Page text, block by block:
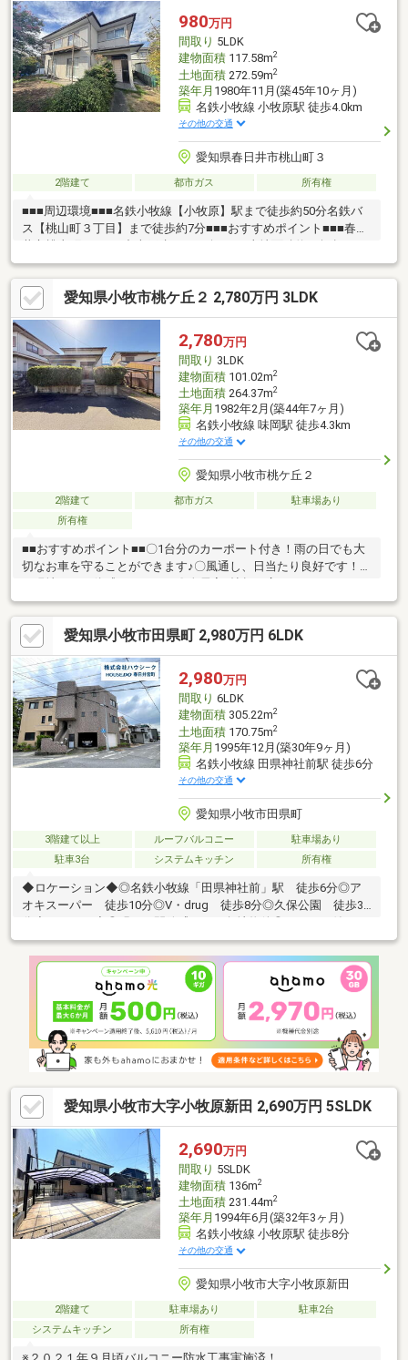
校 徒歩約18分・小牧市コミュニティ「入鹿出新田東」停 徒歩
約3分ご来店・ご案内可能でございます！ご希望のお日にちをお気
軽にご連絡下さいませ♪
980万円
間取り 5LDK
建物面積117.58m2
土地面積272.59m2
築年月 1980年11月(築45年10ヶ月)
名鉄小牧線 小牧原駅 徒歩4.0km
その他の交通
愛知県春日井市桃山町３
2階建て 都市ガス 所有権
■■■周辺環境■■■名鉄小牧線【小牧原】駅まで徒歩約50分名鉄バ
ス【桃山町３丁目】まで徒歩約7分■■■おすすめポイント■■■春日
ゆとりある敷地が魅力で、南側にはお庭スペースを確保。日当た
りも良好で明るい室内！開放感のある住環境で、ガーデニングや
お子様の遊び場など多目的に活用いただくことが可能です。広々
とした敷地を活かした住まいづくりが可能で、リノベーションプ
ランのご提案も可能です。ご家族構成やライフスタイルに合わせ
て理想の空間へと生まれ変わらせることができます。ゆとりある
暮らしを実現したい方におすすめの物件です！！
愛知県小牧市桃ケ丘２ 2,780万円 3LDK
2,780万円
間取り 3LDK
建物面積101.02m2
土地面積264.37m2
築年月 1982年2月(築44年7ヶ月)
名鉄小牧線 味岡駅 徒歩4.3km
その他の交通
愛知県小牧市桃ケ丘２
2階建て 都市ガス
駐車場あり
所有権
■■おすすめポイント■■〇1台分のカーポート付き！雨の日でも大
切なお車を守ることができます♪〇風通し、日当たり良好です！ぜ
こにいても広々快適にお過ごしいただけます！■■住環境・周辺環
境■■〇閑静な住宅街で静かな暮らしが叶います♪〇小中学校徒歩5
分圏内に揃っているのでお子様の通学時は安心してお見送りでき
ます！〇公園も近くにあり子育て世代も暮らしやすい住環境で
す！■■その他■■現在空き家の為お好きなお日にち、お時間にご内
覧予約いただけます♪リフォームプランのご提案も可能です！是非
お好みのテイストをお申し付けください！
愛知県小牧市田県町 2,980万円 6LDK
2,980万円
間取り 6LDK
建物面積305.22m2
土地面積170.75m2
築年月 1995年12月(築30年9ヶ月)
名鉄小牧線 田県神社前駅 徒歩6分
その他の交通
愛知県小牧市田県町
3階建て以上 ルーフバルコニー
駐車場あり
駐車3台
システムキッチン 所有権
◆ロケーション◆◎名鉄小牧線「田県神社前」駅 徒歩6分◎ア
オキスーパー 徒歩10分◎V・drug 徒歩8分◎久保公園 徒歩3
愛車を保護したり、趣味のスペースとして活用もできます♪◇◇
買替えをしたい、自己資金が少ない、お借入がある、等なんでも
ご相談ください！多数の提携金融機関による低金利な住宅ローン
のご案内も可能！専門スタッフがお客様に最適なご提案◇◇
愛知県小牧市大字小牧原新田 2,690万円 5SLDK
2,690万円
間取り 5SLDK
建物面積136m2
土地面積231.44m2
築年月 1994年6月(築32年3ヶ月)
名鉄小牧線 小牧原駅 徒歩8分
その他の交通
愛知県小牧市大字小牧原新田
2階建て 駐車場あり
駐車2台
システムキッチン
所有権